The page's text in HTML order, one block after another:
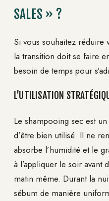
SALES » ?
Si vous souhaitez réduire
la transition doit se faire
besoin de temps pour
L’UTILISATION
Le shampooing sec est
d’être bien utilisé. Il ne
absorbe l’humidité et le
à l’appliquer le soir avant
matin même. Durant la
sébum de manière